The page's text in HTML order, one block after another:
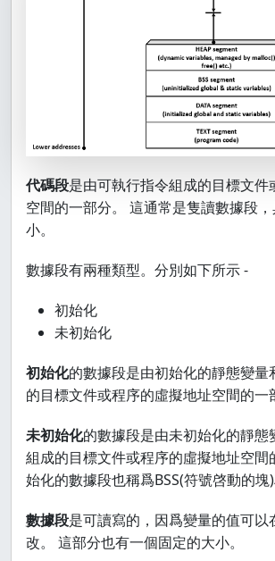
代碼段是由可執行指令組成的目標文件
空間的一部分。 這通常是隻讀數據段
小。
數據段有兩種類型。分別如下所示 -
初始化
未初始化
初始化的數據段是由初始化的靜態變量
的目標文件或程序的虛擬地址空間的一
未初始化的數據段是由未初始化的靜態
組成的目標文件或程序的虛擬地址空間
始化的數據段也稱爲BSS(符號啓動的塊)
數據段是可讀寫的，因爲變量的值可以
改。 這部分也有一個固定的大小。